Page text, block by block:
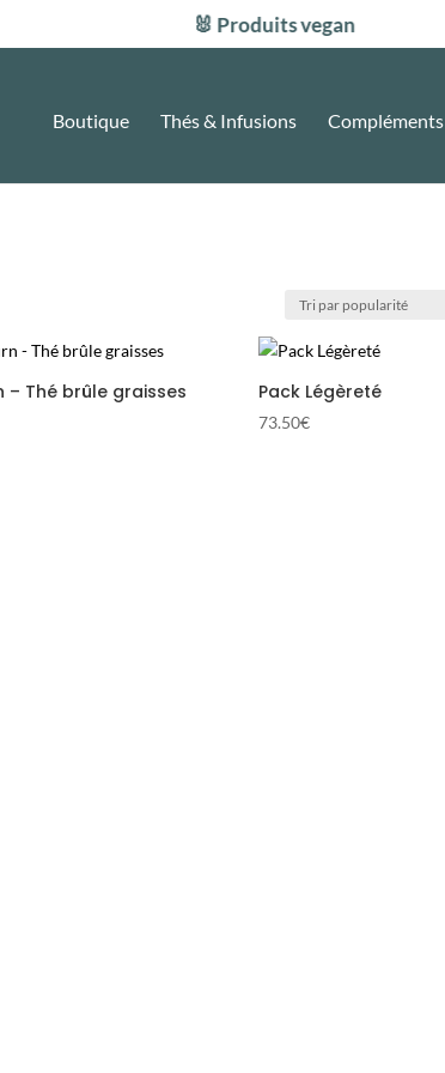
🐰 Produits vegan
Boutique Thés & Infusions Compléments
– Thé brûle graisses Pack Légèreté
73.50€